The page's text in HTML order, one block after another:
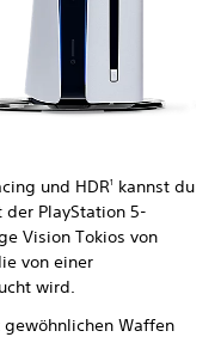
und HDR1
kannst du
PlayStation 5-
Vision Tokios von
von einer
wird.
Waffen